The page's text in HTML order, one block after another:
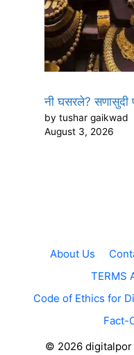
नी घसरले? सणासुदी
by tushar gaikwad
August 3, 2026
About Us
TERMS
Code of Ethics for
Fact-
© 2026 digitalpor